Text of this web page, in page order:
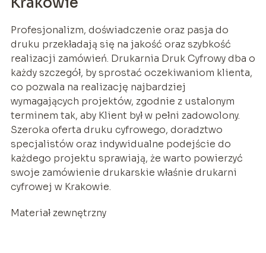
Profesjonalizm, doświadczenie oraz pasja do
druku przekładają się na jakość oraz szybkość
realizacji zamówień. Drukarnia Druk Cyfrowy dba o
każdy szczegół, by sprostać oczekiwaniom klienta,
co pozwala na realizację najbardziej
wymagających projektów, zgodnie z ustalonym
terminem tak, aby Klient był w pełni zadowolony.
Szeroka oferta druku cyfrowego, doradztwo
specjalistów oraz indywidualne podejście do
każdego projektu sprawiają, że warto powierzyć
swoje zamówienie drukarskie właśnie drukarni
cyfrowej w Krakowie.
Materiał zewnętrzny